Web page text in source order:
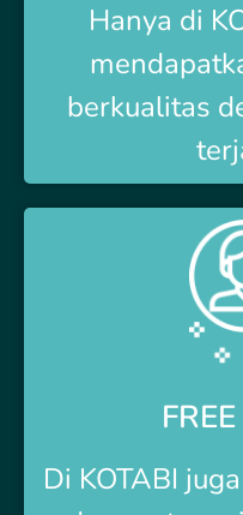
Hanya di
berkualitas
Di KOTABI